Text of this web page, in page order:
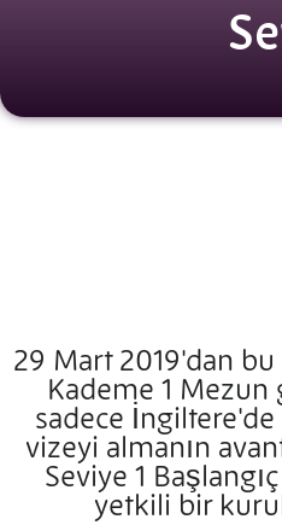
29 Mart 2019'dan bu
Kademe 1
sadece
vizeyi almanın
Seviye 1
yetkili bir